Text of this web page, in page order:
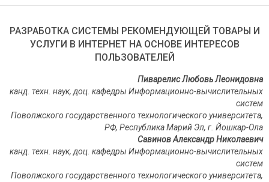
РАЗРАБОТКА СИСТЕМЫ РЕКОМЕНДУЮЩЕЙ ТОВАРЫ И
УСЛУГИ В ИНТЕРНЕТ НА ОСНОВЕ ИНТЕРЕСОВ
ПОЛЬЗОВАТЕЛЕЙ
Пиварелис Любовь Леонидовна
канд. техн. наук, доц. кафедры Информационно-вычислительных
систем
Поволжского государственного технологического университета,
РФ, Республика Марий Эл, г. Йошкар-Ола
Савинов Александр Николаевич
канд. техн. наук, доц. кафедры Информационно-вычислительных
систем
Поволжского государственного технологического университета,